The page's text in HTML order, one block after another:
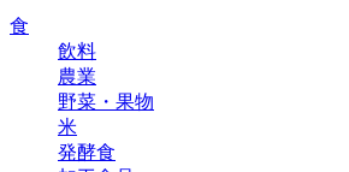
食
飲料
農業
野菜・果物
米
発酵食